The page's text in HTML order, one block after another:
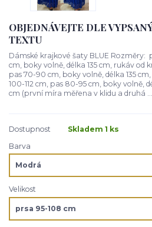
OBJEDNÁVEJTE DLE
TEXTU
Dámské krajkové šaty BLUE Rozměry:
cm, boky volně, délka 135 cm, rukáv od
pas 70-90 cm, boky volně, délka 135
100-112 cm, pas 80-95 cm, boky volně,
cm (první míra měřena v klidu a druhá ...
Dostupnost
Skladem 1 ks
Barva
Velikost